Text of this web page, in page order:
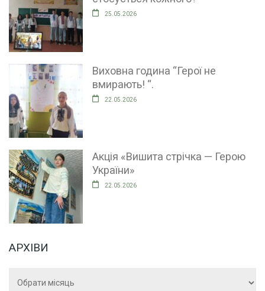
25.05.2026
Виховна година “Герої не
вмирають! “.
22.05.2026
Акція «Вишита стрічка — Герою
України»
22.05.2026
АРХІВИ